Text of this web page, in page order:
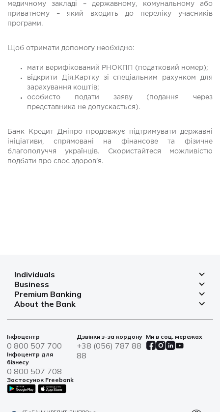
медичному закладі – державному, комунальному або
приватному – який входить до переліку учасників
програми.
Щоб отримати допомогу необхідно:
мати верифікований РНОКПП (податковий номер);
відкрити Дія.Картку зі спеціальним рахунком для
зарахування коштів;
особисто подати заяву (подання через
представника не допускається).
Банк Кредит Дніпро продовжує підтримувати державні
ініціативи, спрямовані на фінансове та фізичне
благополуччя українців. Скористайтеся можливістю
подбати про своє здоров’я.
Individuals
Deposits
Mortgage
Insurance
Loans
Business
Deposits for business
Small and micro businesses
Bills and payments
Solutions for agro
IT solutions
Premium Banking
Deposits
Payment cards
Bank safes
War bonds
Service centers
About the Bank
Financial reporting
Information for shareholders and stakeholders
News
Sustainable Development
Інфоцентр
0 800 507 700
Інфоцентр для
бізнесу
0 800 507 708
Дзвінки з-за кордону
+38 (056) 787 88
88
Ми в соц. мережах
Застосунок Freebank